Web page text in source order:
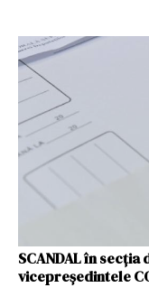
SCANDAL în secția
vicepreședintele